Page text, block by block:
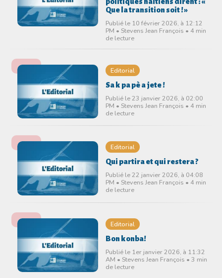
Que la transition soit ! »
Publié le 10 février 2026, à 12:12
PM • Stevens Jean François • 4 min
de lecture
Editorial
Sa k pa pè a jete !
Publié le 23 janvier 2026, à 02:00
PM • Stevens Jean François • 4 min
de lecture
Editorial
Qui partira et qui restera ?
Publié le 22 janvier 2026, à 04:08
PM • Stevens Jean François • 4 min
de lecture
Editorial
Bon konba!
Publié le 1er janvier 2026, à 11:32
AM • Stevens Jean François • 3 min
de lecture